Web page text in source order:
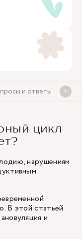
и ответы
цикл
нарушениям
В этой статьей
и